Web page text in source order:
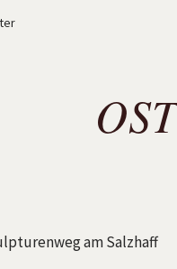
am Salzhaff